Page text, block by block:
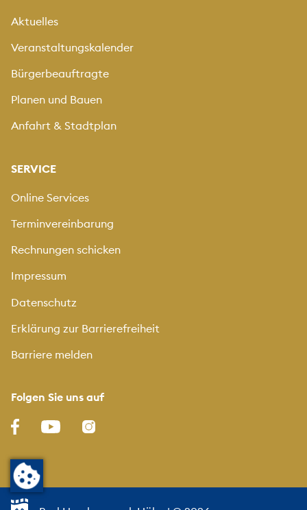
Aktuelles
Veranstaltungskalender
Bürgerbeauftragte
Planen und Bauen
Anfahrt & Stadtplan
SERVICE
Online Services
Terminvereinbarung
Rechnungen schicken
Impressum
Datenschutz
Erklärung zur Barrierefreiheit
Barriere melden
Folgen Sie uns auf